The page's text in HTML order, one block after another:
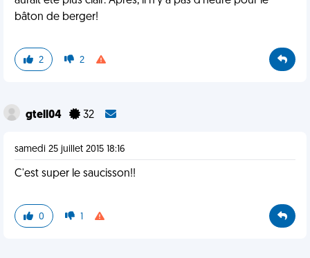
bâton de berger!
2 2
gtell04 32
samedi 25 juillet 2015 18:16
C'est super le saucisson!!
0 1